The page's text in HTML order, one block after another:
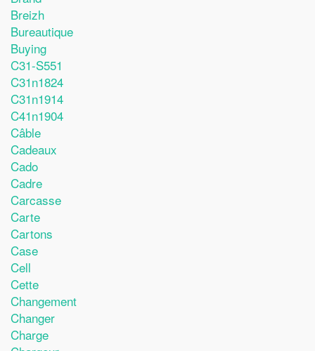
Breizh
Bureautique
Buying
C31-S551
C31n1824
C31n1914
C41n1904
Câble
Cadeaux
Cado
Cadre
Carcasse
Carte
Cartons
Case
Cell
Cette
Changement
Changer
Charge